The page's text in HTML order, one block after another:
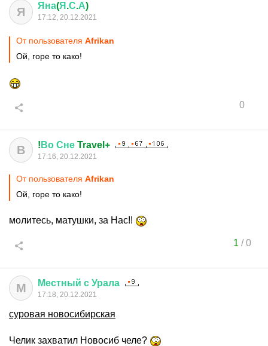
Я Яна(Я .С.А)
17:12, 20.12.2021
От пользователя Afrikan
Ой, горе то како!
0
В ! Во Сне Travel+
17:16, 20.12.2021
От пользователя Afrikan
Ой, горе то како!
молитесь, матушки, за Нас!!
1 /0
М Местный с Урала
17:18, 20.12.2021
суровая новосибирская
Челик захватил Новосиб челе?